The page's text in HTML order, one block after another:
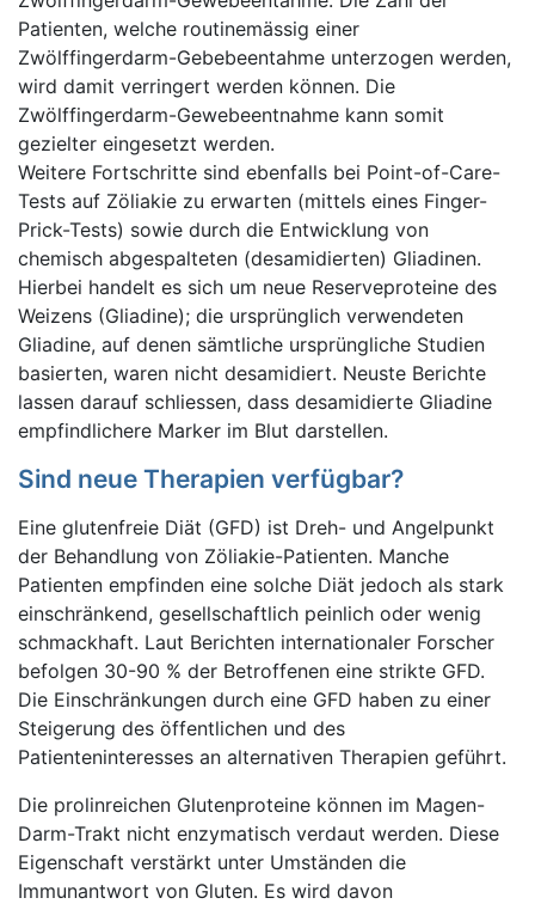
Patienten, welche routinemässig einer
Zwölffingerdarm-Gebebeentahme unterzogen werden,
wird damit verringert werden können. Die
Zwölffingerdarm-Gewebeentnahme kann somit
gezielter eingesetzt werden.
Weitere Fortschritte sind ebenfalls bei Point-of-Care-
Tests auf Zöliakie zu erwarten (mittels eines Finger-
Prick-Tests) sowie durch die Entwicklung von
chemisch abgespalteten (desamidierten) Gliadinen.
Hierbei handelt es sich um neue Reserveproteine des
Weizens (Gliadine); die ursprünglich verwendeten
Gliadine, auf denen sämtliche ursprüngliche Studien
basierten, waren nicht desamidiert. Neuste Berichte
lassen darauf schliessen, dass desamidierte Gliadine
empfindlichere Marker im Blut darstellen.
Sind neue Therapien verfügbar?
Eine glutenfreie Diät (GFD) ist Dreh- und Angelpunkt
der Behandlung von Zöliakie-Patienten. Manche
Patienten empfinden eine solche Diät jedoch als stark
einschränkend, gesellschaftlich peinlich oder wenig
schmackhaft. Laut Berichten internationaler Forscher
befolgen 30-90 % der Betroffenen eine strikte GFD.
Die Einschränkungen durch eine GFD haben zu einer
Steigerung des öffentlichen und des
Patienteninteresses an alternativen Therapien geführt.
Die prolinreichen Glutenproteine können im Magen-
Darm-Trakt nicht enzymatisch verdaut werden. Diese
Eigenschaft verstärkt unter Umständen die
Immunantwort von Gluten. Es wird davon